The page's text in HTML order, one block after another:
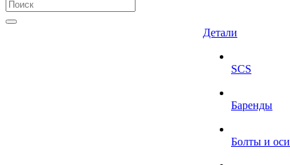
Детали
SCS
Баренды
Болты и оси